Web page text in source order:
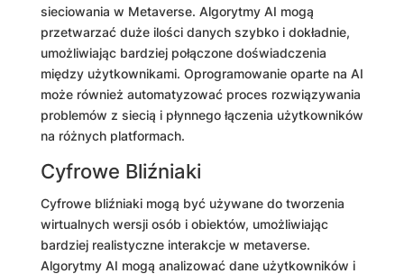
sieciowania w Metaverse. Algorytmy AI mogą
przetwarzać duże ilości danych szybko i dokładnie,
umożliwiając bardziej połączone doświadczenia
między użytkownikami. Oprogramowanie oparte na AI
może również automatyzować proces rozwiązywania
problemów z siecią i płynnego łączenia użytkowników
na różnych platformach.
Cyfrowe Bliźniaki
Cyfrowe bliźniaki mogą być używane do tworzenia
wirtualnych wersji osób i obiektów, umożliwiając
bardziej realistyczne interakcje w metaverse.
Algorytmy AI mogą analizować dane użytkowników i